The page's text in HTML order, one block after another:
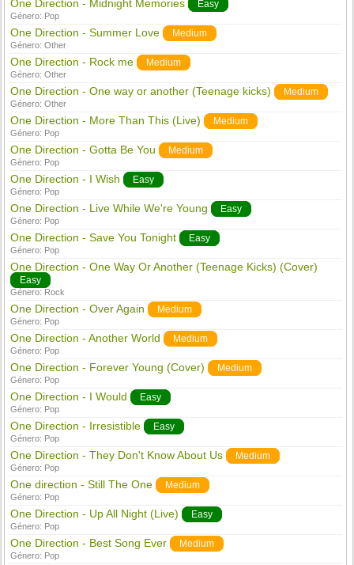
One Direction - Midnight Memories Easy
Género: Pop
One Direction - Summer Love Medium
Género:Other
One Direction - Rock me Medium
Género:Other
One Direction - One way or another (Teenage kicks) Medium
Género:Other
One Direction - More Than This (Live) Medium
Género: Pop
One Direction - Gotta Be You Medium
Género: Pop
One Direction - I Wish Easy
Género: Pop
One Direction - Live While We're Young Easy
Género: Pop
One Direction - Save You Tonight Easy
Género: Pop
One Direction - One Way Or Another (Teenage Kicks) (Cover)
Easy
Género: Rock
One Direction - Over Again Medium
Género: Pop
One Direction - Another World Medium
Género: Pop
One Direction - Forever Young (Cover) Medium
Género: Pop
One Direction - I Would Easy
Género: Pop
One Direction - Irresistible Easy
Género: Pop
One Direction - They Don't Know About Us Medium
Género: Pop
One direction - Still The One Medium
Género: Pop
One Direction - Up All Night (Live) Easy
Género: Pop
One Direction - Best Song Ever Medium
Género: Pop